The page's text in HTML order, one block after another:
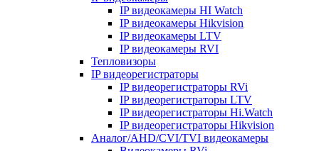
IP видеокамеры HI Watch
IP видеокамеры Hikvision
IP видеокамеры LTV
IP видеокамеры RVI
Тепловизоры
IP видеорегистраторы
IP видеорегистраторы RVi
IP видеорегистраторы LTV
IP видеорегистраторы Hi.Watch
IP видеорегистраторы Hikvision
Аналог/AHD/CVI/TVI видеокамеры